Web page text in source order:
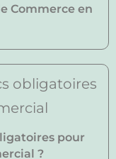
Commerce en
pour
?